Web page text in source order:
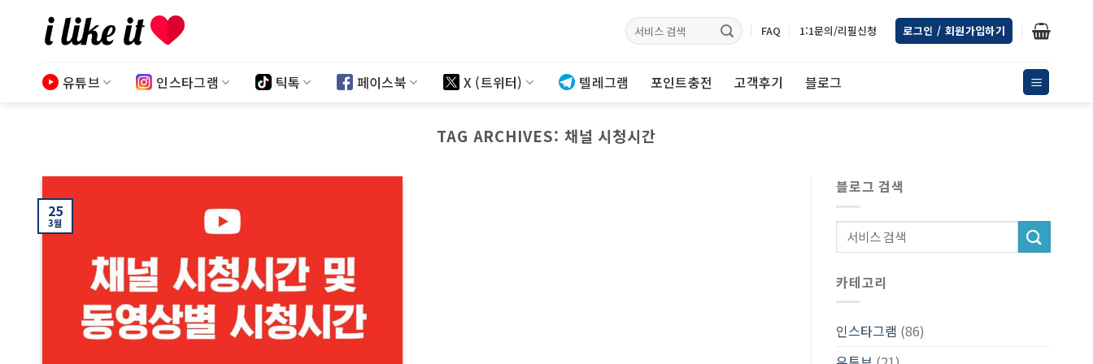
content
검색: FAQ 1:1문의/리필신청 로그인 / 회원가입하기
유튜브 인스타그램 틱톡 페이스북 X (트위터) 텔레그램 포인트충전 고객후기 블로그
TAG ARCHIVES: 채널 시청시간
25
3월
블로그 검색
카테고리
인스타그램 (86)